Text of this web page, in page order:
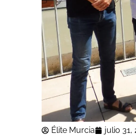
Élite Murcia
julio 31,